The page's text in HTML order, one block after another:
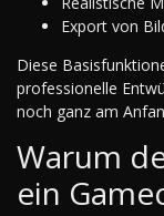
Export von
Diese
professionelle
noch ganz am
Warum
ein